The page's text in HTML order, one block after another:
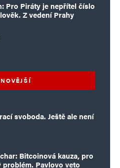
Pro Piráty je nepřítel číslo
Z vedení Prahy
svoboda. Ještě ale není
Bitcoinová kauza, pro
problém. Pavlovo veto